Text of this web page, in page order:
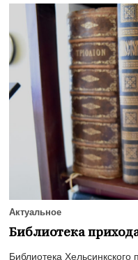
Актуальное
Библиотека
Библиотека Хельсинкского